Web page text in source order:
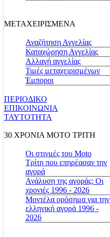
ΜΕΤΑΧΕΙΡΙΣΜΕΝΑ
Αναζήτηση Αγγελίας
Καταχώρηση Αγγελίας
Αλλαγή αγγελίας
Τιμές μεταχειρισμένων
Έμποροι
ΠΕΡΙΟΔΙΚΟ
ΕΠΙΚΟΙΝΩΝΙΑ
ΤΑΥΤΟΤΗΤΑ
30 ΧΡΟΝΙΑ MOTO ΤΡΙΤΗ
Οι στιγμές του Moto
Τρίτη που επηρέασαν την
αγορά
Ανάλυση της αγοράς: Οι
χρονιές 1996 - 2026
Μοντέλα ορόσημα για την
ελληνική αγορά 1996 -
2026